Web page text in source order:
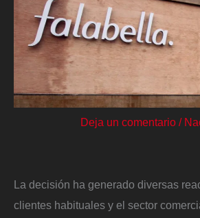
Deja un comentario /
La decisión ha generado diversas
clientes habituales y el sector